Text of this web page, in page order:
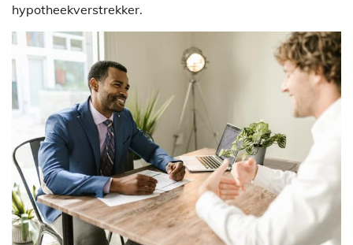
hypotheekverstrekker.